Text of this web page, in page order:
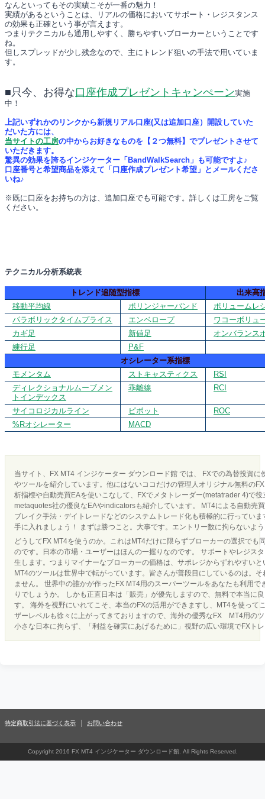
なんといってもその実績こそが一番の魅力！
実績があるということは、リアルの価格においてサポート・レジスタンス
の効果も正確という事が言えます。
つまりテクニカルも通用しやすく、勝ちやすいブローカーということです
ね。
但しスプレッドが少し残念なので、主にトレンド狙いの手法で用いていま
す。
■只今、お得な口座作成プレゼントキャンぺーン実施
中！
上記いずれかのリンクから新規リアル口座(又は追加口座）開設していた
だいた方には、
当サイトの工房の中からお好きなものを【２つ無料】でプレゼントさせて
いただきます。
驚異の効果を誇るインジケーター「BandWalkSearch」も可能ですよ♪
口座番号と希望商品を添えて「口座作成プレゼント希望」とメールくださ
いね♪
※既に口座をお持ちの方は、追加口座でも可能です。詳しくは工房をご覧
ください。
テクニカル分析系統表
トレンド追随型指標
出来高
移動平均線
ボリンジャーバンド
ボリュームレ
パラボリックタイムプライス
エンベロープ
ワコーボリュ
カギ足
新値足
オンバランス
練行足
P&F
オシレーター系指標
モメンタム
ストキャスティクス
RSI
ディレクショナルムーブメン
トインデックス
乖離線 RCI
サイコロジカルライン ピボット
ROC
%Rオシレーター
MACD
当サイト、FX MT4 インジケーター ダウンロード館 では、 FXでの為替投資
やツールを紹介しています。他にはないココだけの管理人オリジナル無料の
析指標や自動売買EAを使いこなして、FXでメタトレーダー(metatrader 4)で
metaquotes社の優良なEAやindicatorsも紹介しています。 MT4による自動売
ブレイク手法・デイトレードなどのシステムトレード化も積極的に行ってい
手に入れましょう！ まずは勝つこと。大事です。エントリー数に拘らないよ
どうしてFX MT4を使うのか。これはMT4だけに限らずブローカーの選択でも
のです。日本の市場・ユーザーはほんの一握りなのです。 サポートやレジス
生します。つまりマイナーなブローカーの価格は、サポレジからずれやすい
MT4のツールは世界中で転がっています。皆さんが普段目にしているのは。
ません。 世界中の誰かが作ったFX MT4用のスーパーツールをあなたも利用
りでしょうか。 しかも正直日本は「販売」が優先しますので、無料で本当に
す。 海外を視野にいれてこそ、本当のFXの活用ができますし、MT4を使って
ザーレベルも徐々に上がってきておりますので、海外の優秀なFX MT4用の
小さな日本に拘らず、「利益を確実にあげるために」視野の広い環境でFXト
特定商取引法に基づく表示 お問い合わせ
Copyright 2016 FX MT4 インジケーター ダウンロード館. All Rights Reserved.